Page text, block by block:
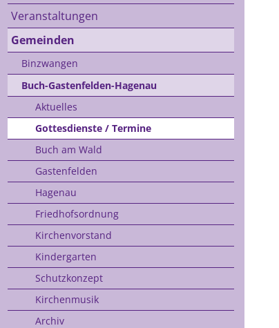
Veranstaltungen
Gemeinden
Binzwangen
Buch-Gastenfelden-Hagenau
Aktuelles
Gottesdienste / Termine
Buch am Wald
Gastenfelden
Hagenau
Friedhofsordnung
Kirchenvorstand
Kindergarten
Schutzkonzept
Kirchenmusik
Archiv